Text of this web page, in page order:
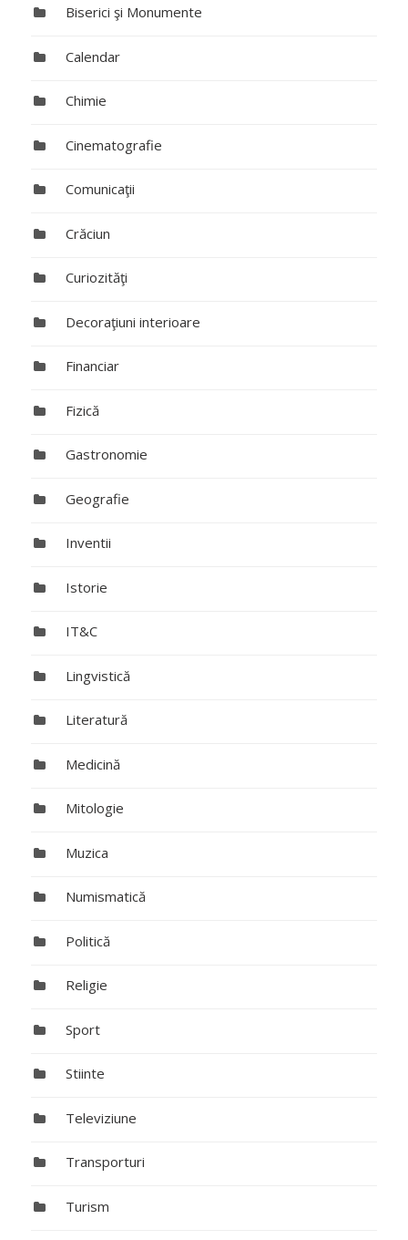
Biserici şi Monumente
Calendar
Chimie
Cinematografie
Comunicaţii
Crăciun
Curiozităţi
Decoraţiuni interioare
Financiar
Fizică
Gastronomie
Geografie
Inventii
Istorie
IT&C
Lingvistică
Literatură
Medicină
Mitologie
Muzica
Numismatică
Politică
Religie
Sport
Stiinte
Televiziune
Transporturi
Turism